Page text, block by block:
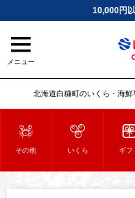
10,000円
メニュー
北海道白糠町のいくら・海
その他 いくら ギフ